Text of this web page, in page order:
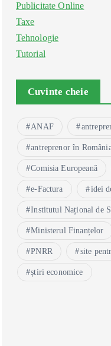
Publicitate Online
Taxe
Tehnologie
Tutorial
Cuvinte cheie
ANAF
antreprenor în
Comisia Europeană
e-Factura idei
Institutul Național de
Ministerul Finanțelor
PNRR site
știri economice